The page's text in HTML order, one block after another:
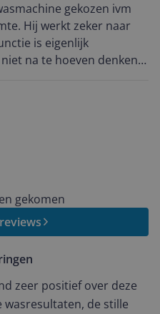
de machine klaar is.
afhankelijk van
en eventueel
functie heb ik nog
nog proberen. Het
makkelijk. Mijn
Echt een aanrader
gekozen ivm
Hij werkt zeker naar
is eigenlijk
na te hoeven denken
gekomen
zeer positief over deze
wasresultaten, de stille